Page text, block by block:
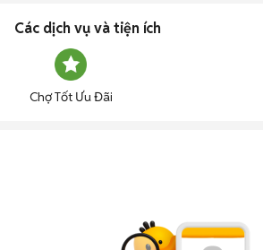
Các dịch vụ và tiện ích
Chợ Tốt Ưu Đãi